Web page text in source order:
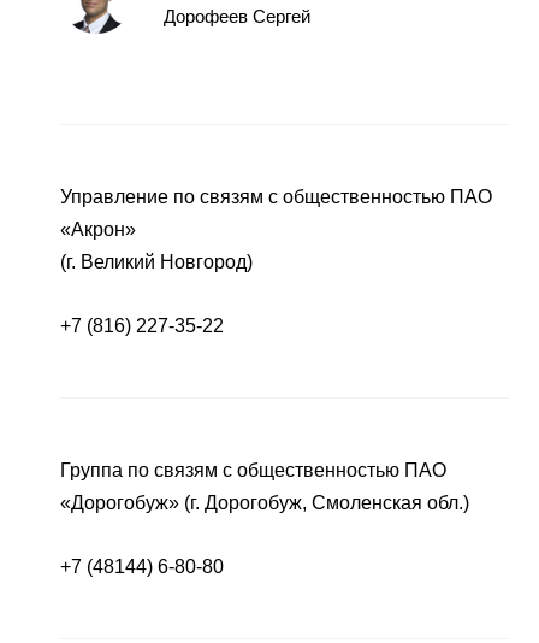
Дорофеев Сергей
Управление по связям с общественностью ПАО
«Акрон»
(г. Великий Новгород)
+7 (816) 227-35-22
Группа по связям с общественностью ПАО
«Дорогобуж» (г. Дорогобуж, Смоленская обл.)
+7 (48144) 6-80-80